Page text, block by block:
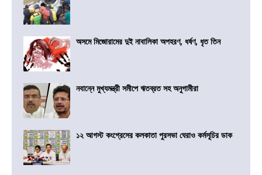
অসমে মিজোরামের দুই নাবালিকা অপহরণ, ধর্ষণ, ধৃত তিন
নবান্নে মুখ্যমন্ত্রী সমীপে ঋতব্রত সহ অনুগামীরা
১২ আগস্ট কংগ্রেসের কলকাতা পুরসভা ঘেরাও কর্মসূচির ডাক